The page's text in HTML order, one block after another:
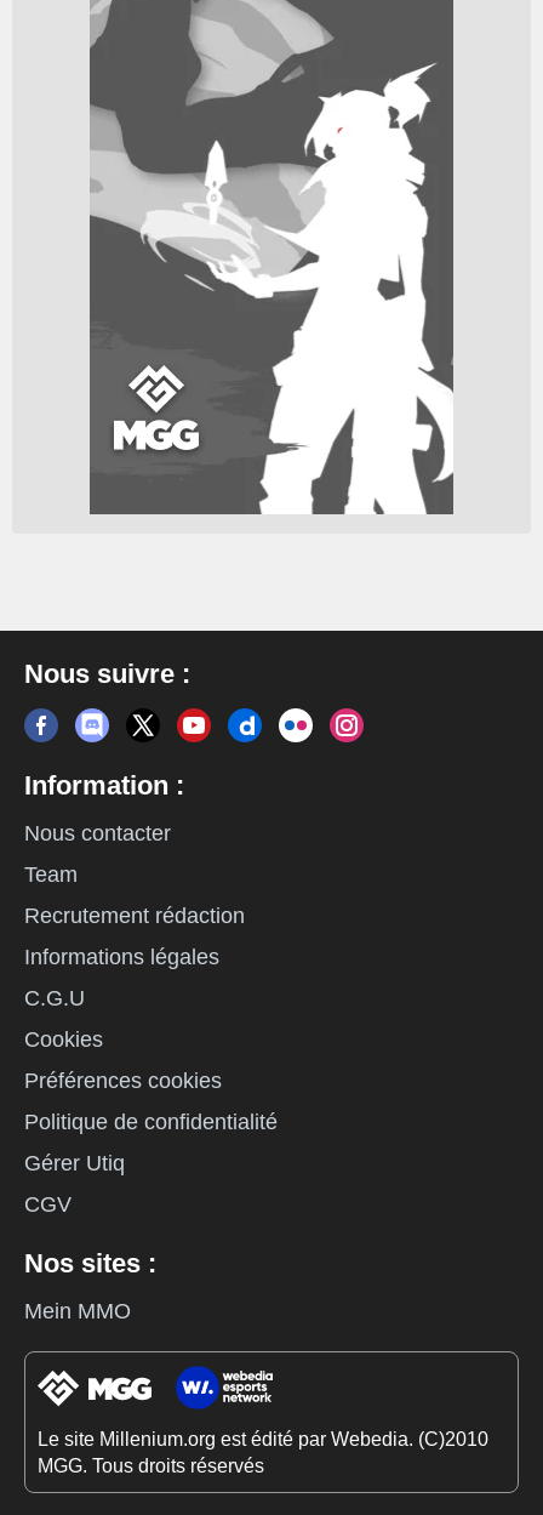
Nous suivre :
Information :
Nous contacter
Team
Recrutement rédaction
Informations légales
C.G.U
Cookies
Préférences cookies
Politique de confidentialité
Gérer Utiq
CGV
Nos sites :
Mein MMO
Le site Millenium.org est édité par Webedia. (C)2010
MGG. Tous droits réservés